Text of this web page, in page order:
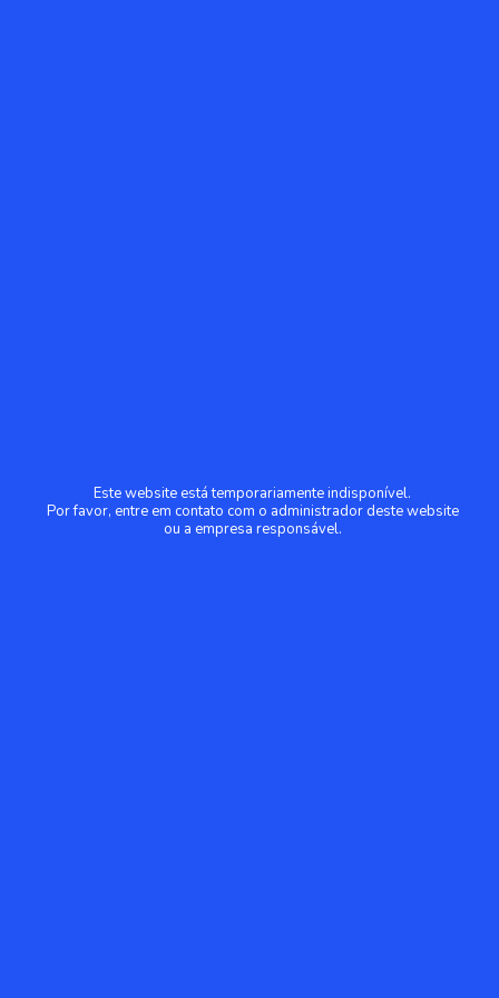
Este website está temporariamente indisponível.
Por favor, entre em contato com o administrador deste website
ou a empresa responsável.